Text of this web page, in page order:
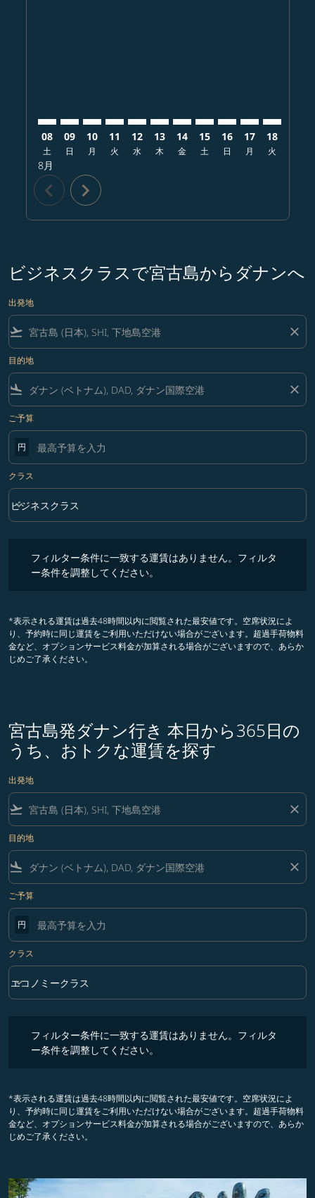
08
土
8月
09
日
10
月
11
火
12
水
13
木
14
金
15
土
16
日
17
月
18
火
chevron_left chevron_right
ビジネスクラスで宮古島からダナンへ
出発地
flight_takeoff close
目的地
flight_land close
ご予算
円
クラス
クラス option ビジネスクラス Selected
ビジネスクラス
keyboard_arrow_down
フィルター条件に一致する運賃はありません。フィルタ
ー条件を調整してください。
*表示される運賃は過去48時間以内に閲覧された最安値です。空席状況によ
り、予約時に同じ運賃をご利用いただけない場合がございます。超過手荷物料
金など、オプションサービス料金が加算される場合がございますので、あらか
じめご了承ください。
宮古島発ダナン行き 本日から365日の
うち、おトクな運賃を探す
出発地
flight_takeoff close
目的地
flight_land close
ご予算
円
クラス
クラス option エコノミークラス Selected
エコノミークラス
keyboard_arrow_down
フィルター条件に一致する運賃はありません。フィルタ
ー条件を調整してください。
*表示される運賃は過去48時間以内に閲覧された最安値です。空席状況によ
り、予約時に同じ運賃をご利用いただけない場合がございます。超過手荷物料
金など、オプションサービス料金が加算される場合がございますので、あらか
じめご了承ください。